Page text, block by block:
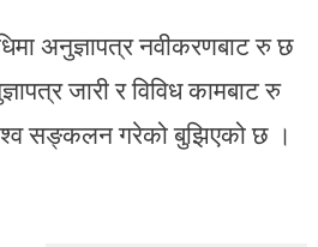
अनुज्ञापत्र नवीकरणबाट रु छ
जारी र विविध कामबाट रु
सङ्कलन गरेको बुझिएको छ ।